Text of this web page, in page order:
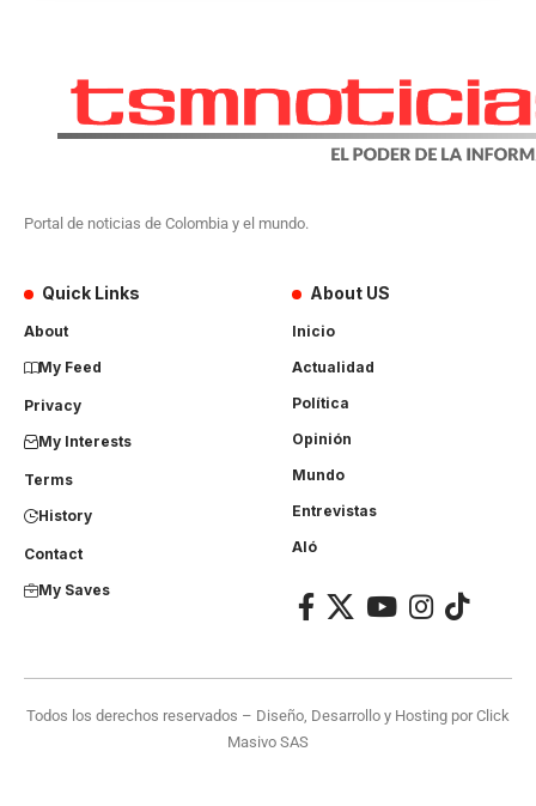
Portal de noticias de Colombia y el mundo.
Quick Links
About
My Feed
Privacy
My Interests
Terms
History
Contact
My Saves
About US
Inicio
Actualidad
Política
Opinión
Mundo
Entrevistas
Aló
Todos los derechos reservados – Diseño, Desarrollo y Hosting porClick
Masivo SAS